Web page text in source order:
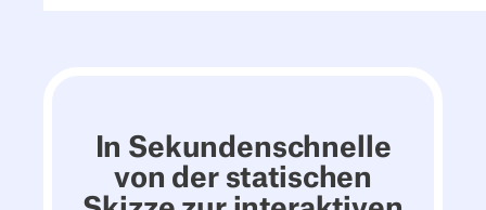
In Sekundenschnelle
von der statischen